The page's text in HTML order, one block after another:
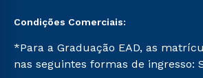
Condições Comerciais:
*Para a Graduação EAD, as
nas seguintes formas de ingresso: